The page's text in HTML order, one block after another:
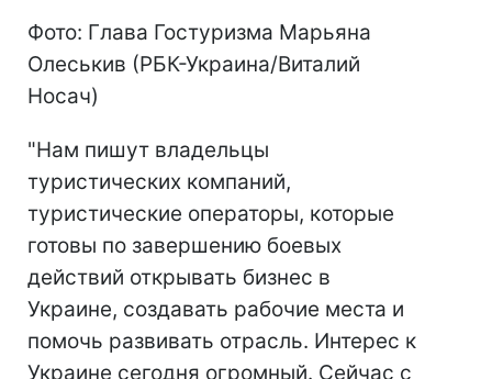
Фото: Глава Гостуризма Марьяна
Олеськив (РБК-Украина/Виталий
Носач)
"Нам пишут владельцы
туристических компаний,
туристические операторы, которые
готовы по завершению боевых
действий открывать бизнес в
Украине, создавать рабочие места и
помочь развивать отрасль. Интерес к
Украине сегодня огромный. Сейчас с